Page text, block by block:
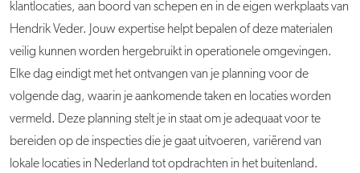
klantlocaties, aan boord van schepen en in de eigen werkplaats van
Hendrik Veder. Jouw expertise helpt bepalen of deze materialen
veilig kunnen worden hergebruikt in operationele omgevingen.
Elke dag eindigt met het ontvangen van je planning voor de
volgende dag, waarin je aankomende taken en locaties worden
vermeld. Deze planning stelt je in staat om je adequaat voor te
bereiden op de inspecties die je gaat uitvoeren, variërend van
lokale locaties in Nederland tot opdrachten in het buitenland.